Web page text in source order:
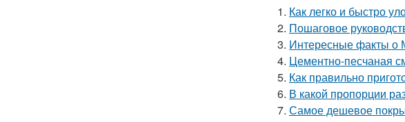
1. Как легко и быстро
2. Пошаговое
3. Интересные факты о
4. Цементно-песчаная
5. Как правильно
6. В какой пропорции
7. Самое дешевое